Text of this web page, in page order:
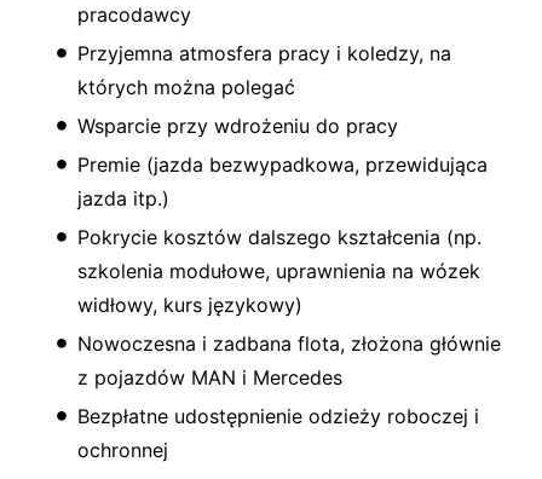
pracodawcy
Przyjemna atmosfera pracy i koledzy, na
których można polegać
Wsparcie przy wdrożeniu do pracy
Premie (jazda bezwypadkowa, przewidująca
jazda itp.)
Pokrycie kosztów dalszego kształcenia (np.
szkolenia modułowe, uprawnienia na wózek
widłowy, kurs językowy)
Nowoczesna i zadbana flota, złożona głównie
z pojazdów MAN i Mercedes
Bezpłatne udostępnienie odzieży roboczej i
ochronnej